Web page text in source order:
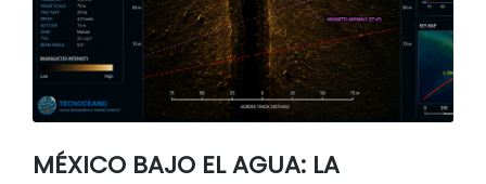
MÉXICO BAJO EL AGUA: LA